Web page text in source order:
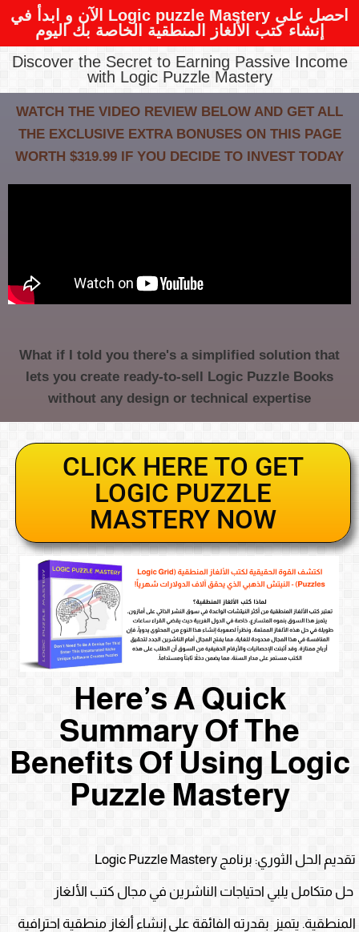
احصل على Logic puzzle Mastery الآن و ابدأ في
إنشاء كتب الألغاز المنطقية الخاصة بك اليوم
Discover the Secret to Earning Passive Income
with Logic Puzzle Mastery
WATCH THE VIDEO REVIEW BELOW AND GET ALL
THE EXCLUSIVE EXTRA BONUSES ON THIS PAGE
WORTH $319.99 IF YOU DECIDE TO INVEST TODAY
What if I told you there's a simplified solution that
lets you create ready-to-sell Logic Puzzle Books
without any design or technical expertise
CLICK HERE TO GET
LOGIC PUZZLE
MASTERY NOW
Here’s A Quick
Summary Of The
Benefits Of Using Logic
Puzzle Mastery
تقديم الحل الثوري: برنامج Logic Puzzle Mastery
حل متكامل يلبي احتياجات الناشرين في مجال كتب الألغاز
المنطقية. يتميز بقدرته الفائقة على إنشاء ألغاز منطقية احترافية